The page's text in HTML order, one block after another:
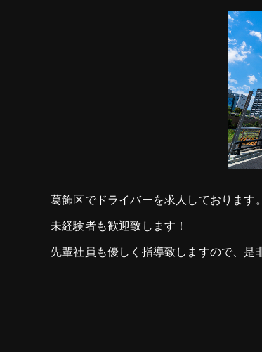
葛飾区でドライバーを求人しております。
未経験者も歓迎致します！
先輩社員も優しく指導致しますので、是